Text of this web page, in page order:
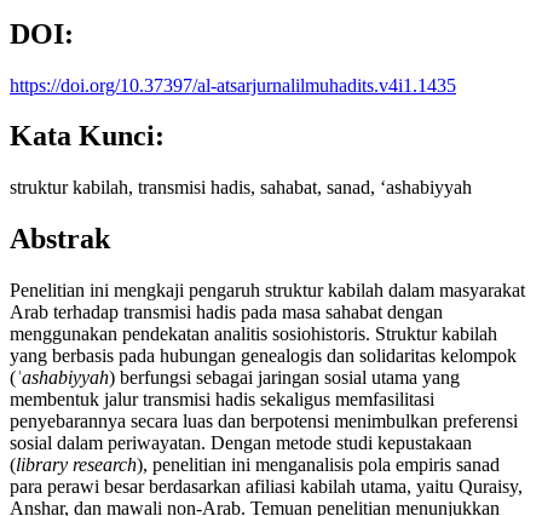
DOI:
https://doi.org/10.37397/al-atsarjurnalilmuhadits.v4i1.1435
Kata Kunci:
struktur kabilah, transmisi hadis, sahabat, sanad, ‘ashabiyyah
Abstrak
Penelitian ini mengkaji pengaruh struktur kabilah dalam masyarakat
Arab terhadap transmisi hadis pada masa sahabat dengan
menggunakan pendekatan analitis sosiohistoris. Struktur kabilah
yang berbasis pada hubungan genealogis dan solidaritas kelompok
(ʿashabiyyah) berfungsi sebagai jaringan sosial utama yang
membentuk jalur transmisi hadis sekaligus memfasilitasi
penyebarannya secara luas dan berpotensi menimbulkan preferensi
sosial dalam periwayatan. Dengan metode studi kepustakaan
(library research), penelitian ini menganalisis pola empiris sanad
para perawi besar berdasarkan afiliasi kabilah utama, yaitu Quraisy,
Anshar, dan mawali non-Arab. Temuan penelitian menunjukkan